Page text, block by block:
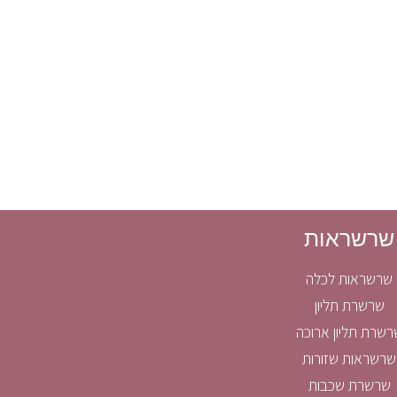
שרשראות
שרשראות לכלה
שרשרת תליון
תליון ארוכה
שרשראות שזורות
שרשרת שכבות